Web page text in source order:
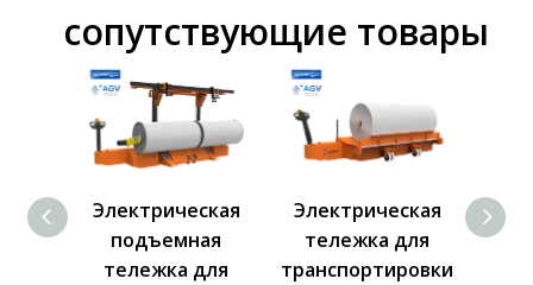
сопутствующие товары
Электрическая
тележка для
транспортировки
Гидравлическая
двойная тележка
подъема балки